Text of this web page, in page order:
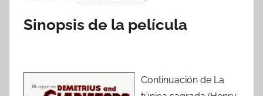
r
Sinopsis de la película
Continuación de La